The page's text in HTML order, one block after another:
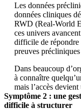
Les données
données cliniques
RWD (Real-World
ces univers
difficile de répondre
preuves
Dans beaucoup
à connaître
mais l’accès
Symptôme 2 : une
difficile à structurer